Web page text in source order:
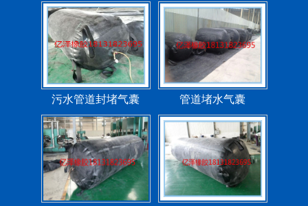
堵）
污水管道封堵气囊 管道堵水气囊